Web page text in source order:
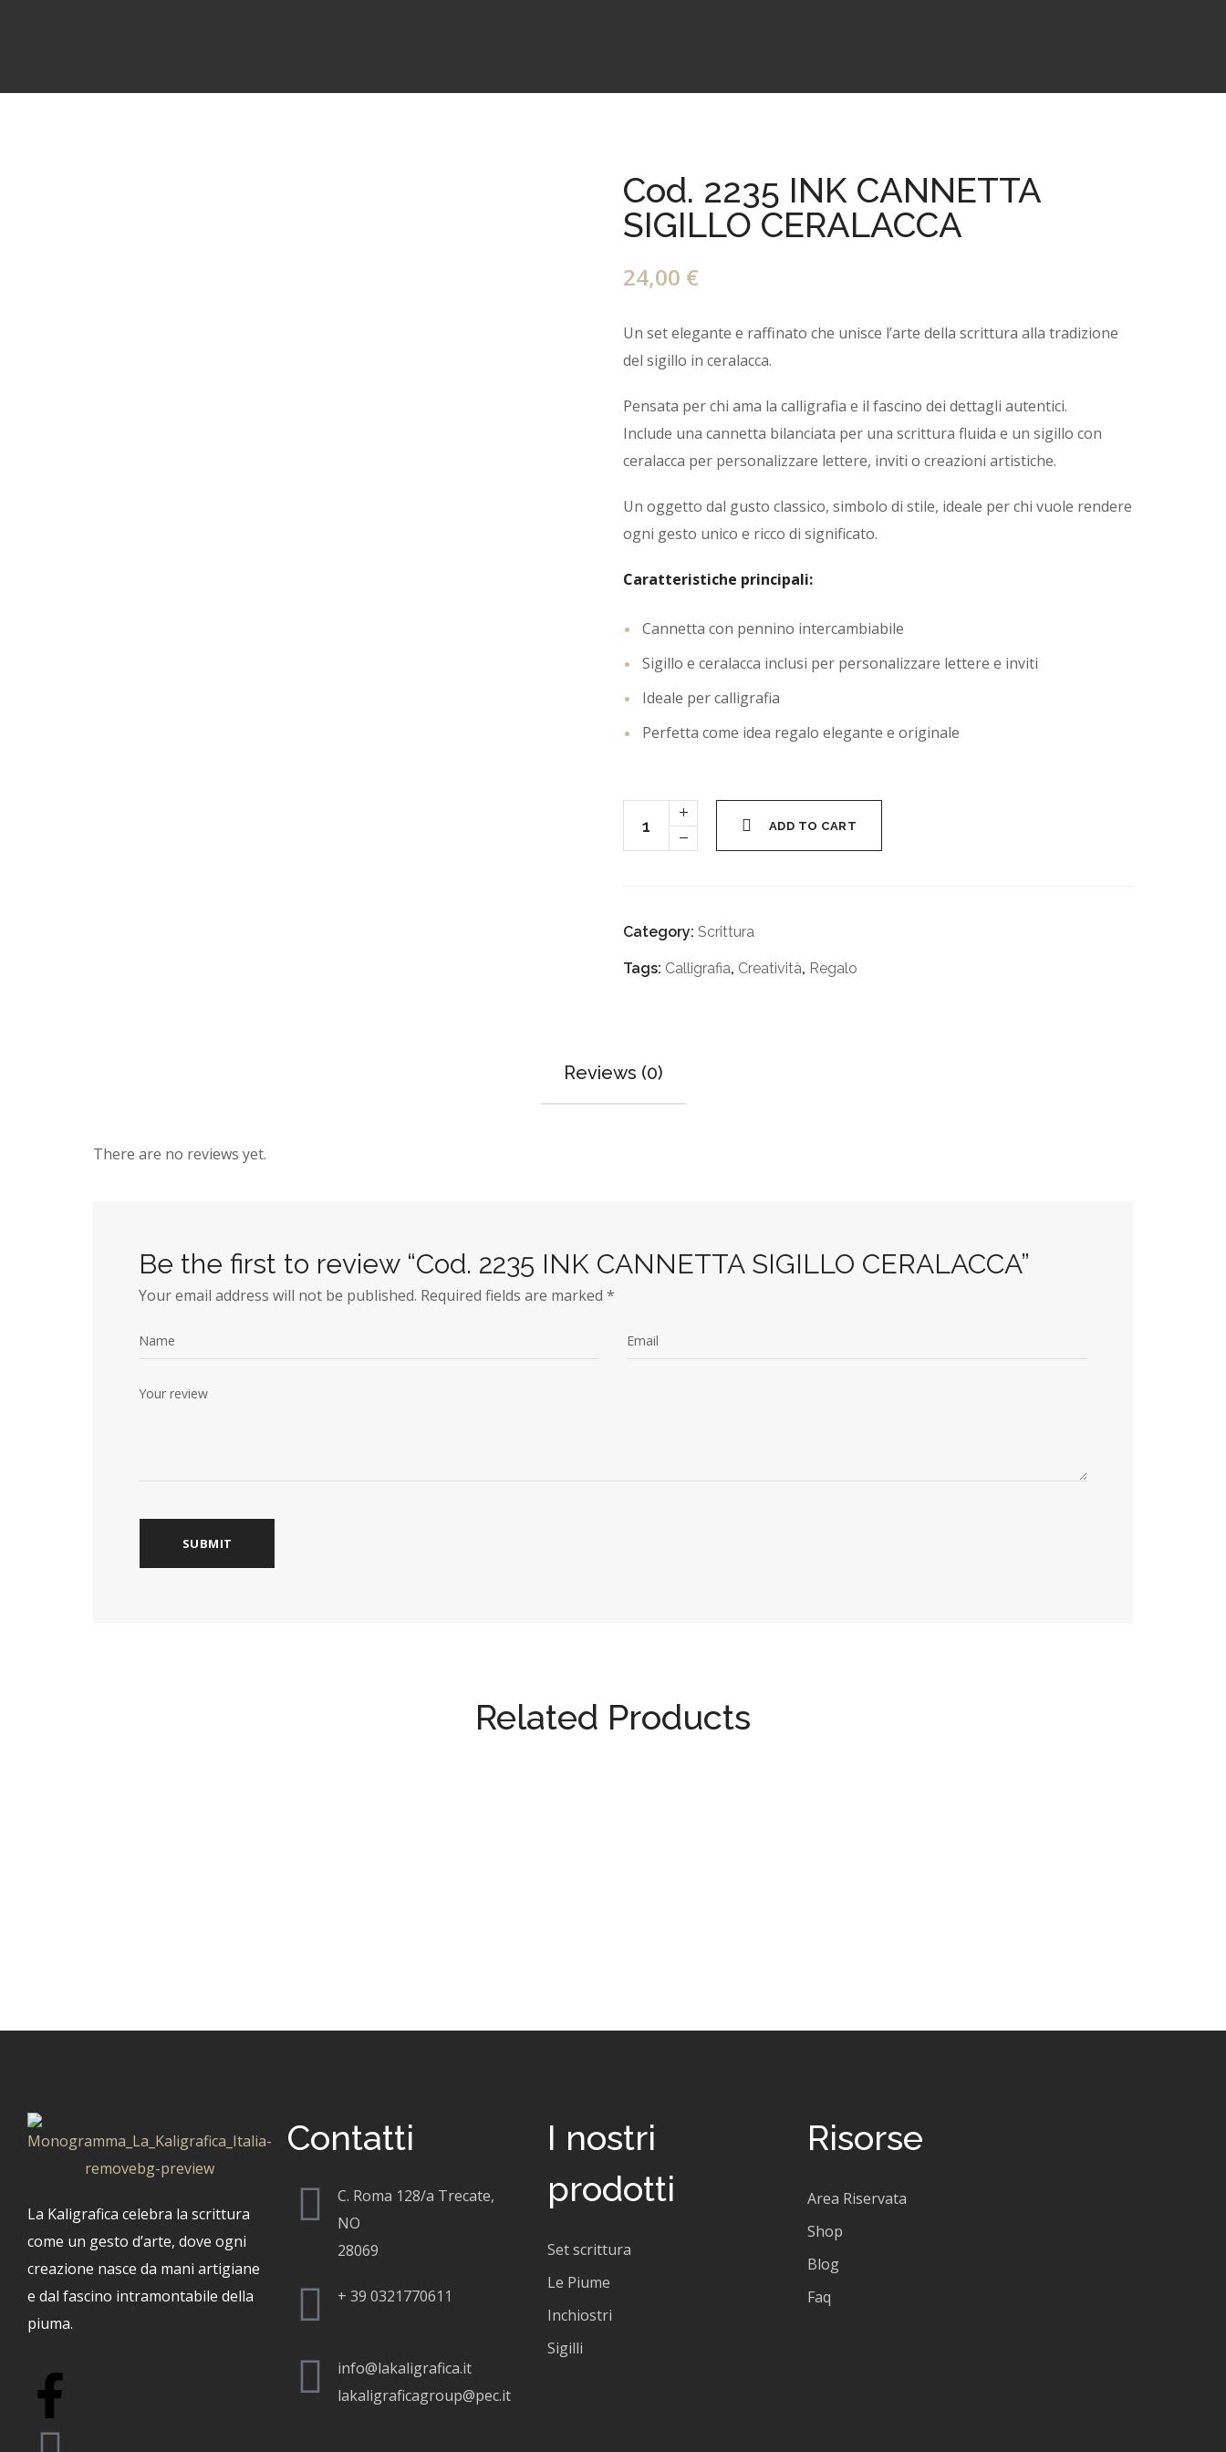
Cod. 2235 INK CANNETTA
SIGILLO CERALACCA
24,00 €
Un set elegante e raffinato che unisce l’arte della scrittura alla tradizione
del sigillo in ceralacca.
Pensata per chi ama la calligrafia e il fascino dei dettagli autentici.
Include una cannetta bilanciata per una scrittura fluida e un sigillo con
ceralacca per personalizzare lettere, inviti o creazioni artistiche.
Un oggetto dal gusto classico, simbolo di stile, ideale per chi vuole rendere
ogni gesto unico e ricco di significato.
Caratteristiche principali:
Cannetta con pennino intercambiabile
Sigillo e ceralacca inclusi per personalizzare lettere e inviti
Ideale per calligrafia
Perfetta come idea regalo elegante e originale
ADD TO CART
Category:Scrittura
Tags: Calligrafia, Creatività, Regalo
Reviews (0)
There are no reviews yet.
Be the first to review “Cod. 2235 INK CANNETTA SIGILLO CERALACCA”
Your email address will not be published. Required fields are marked *
Related Products
La Kaligrafica celebra la scrittura
come un gesto d’arte, dove ogni
creazione nasce da mani artigiane
e dal fascino intramontabile della
piuma.
Contatti
C. Roma 128/a Trecate,
NO
28069
+ 39 0321770611
info@lakaligrafica.it
lakaligraficagroup@pec.it
I nostri
prodotti
Set scrittura
Le Piume
Inchiostri
Sigilli
Risorse
Area Riservata
Shop
Blog
Faq